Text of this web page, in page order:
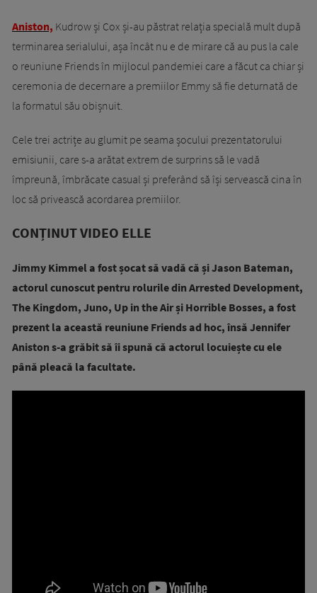
Aniston, Kudrow și Cox și-au păstrat relația specială mult după
terminarea serialului, așa încât nu e de mirare că au pus la cale
o reuniune Friends în mijlocul pandemiei care a făcut ca chiar și
ceremonia de decernare a premiilor Emmy să fie deturnată de
la formatul său obișnuit.
Cele trei actrițe au glumit pe seama șocului prezentatorului
emisiunii, care s-a arătat extrem de surprins să le vadă
împreună, îmbrăcate casual și preferând să își servească cina în
loc să privească acordarea premiilor.
CONȚINUT VIDEO ELLE
Jimmy Kimmel a fost șocat să vadă că și Jason Bateman,
actorul cunoscut pentru rolurile din Arrested Development,
The Kingdom, Juno, Up in the Air și Horrible Bosses, a fost
prezent la această reuniune Friends ad hoc, însă Jennifer
Aniston s-a grăbit să îi spună că actorul locuiește cu ele
până pleacă la facultate.